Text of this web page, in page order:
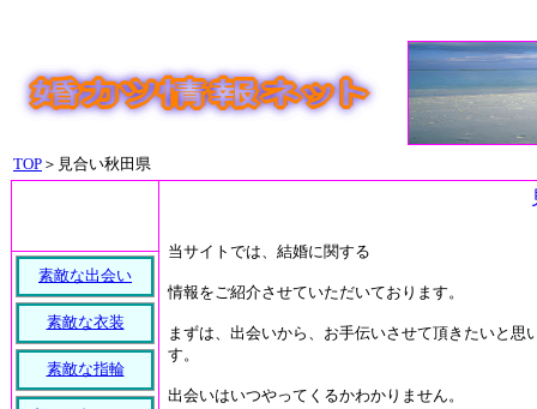
TOP ＞見合い秋田県
当サイトでは、結婚に関する
情報をご紹介させていただいております。
まずは、出会いから、お手伝いさせて頂きたいと思
す。
出会いはいつやってくるかわかりません。
素敵な出会い
素敵な衣装
素敵な指輪